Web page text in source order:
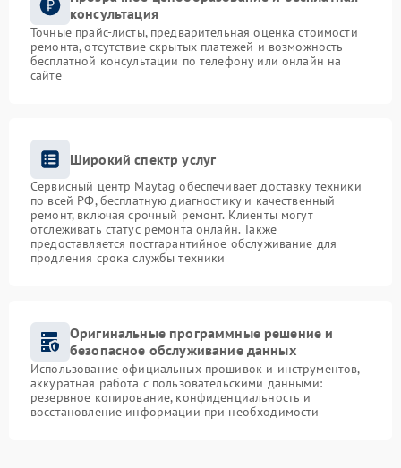
консультация
Точные прайс-листы, предварительная оценка стоимости
ремонта, отсутствие скрытых платежей и возможность
бесплатной консультации по телефону или онлайн на
сайте
Широкий спектр услуг
Сервисный центр Maytag обеспечивает доставку техники
по всей РФ, бесплатную диагностику и качественный
ремонт, включая срочный ремонт. Клиенты могут
отслеживать статус ремонта онлайн. Также
предоставляется постгарантийное обслуживание для
продления срока службы техники
Оригинальные программные решение и
безопасное обслуживание данных
Использование официальных прошивок и инструментов,
аккуратная работа с пользовательскими данными:
резервное копирование, конфиденциальность и
восстановление информации при необходимости